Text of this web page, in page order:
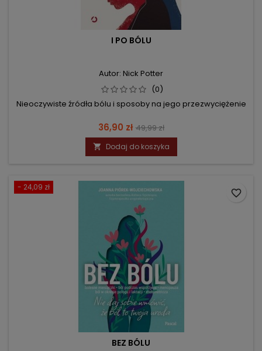
I PO BÓLU
Autor: Nick Potter
(0)
Nieoczywiste źródła bólu i sposoby na jego przezwyciężenie
Cena
36,90 zł Cena
podstawowa
49,99 zł
 Dodaj do koszyka
- 24,09 zł
BEZ BÓLU
favorite_border